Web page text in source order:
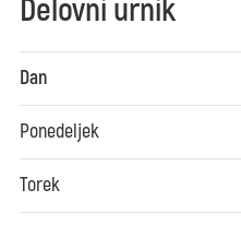
Delovni urnik
Dan
Ponedeljek
Torek